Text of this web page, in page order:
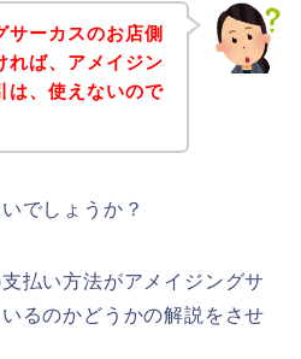
サーカスのお店側
れば、アメイジン
は、使えないので
でしょうか？
払い方法がアメイジングサ
るのかどうかの解説をさせ